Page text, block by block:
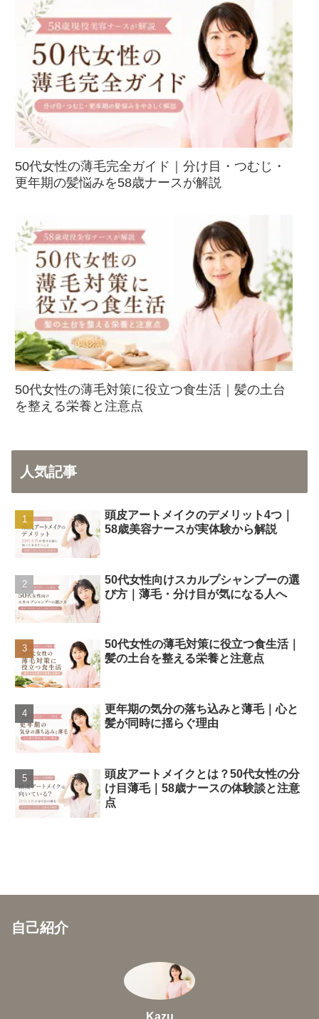
50代女性の薄毛完全ガイド｜分け目・つむじ・
更年期の髪悩みを58歳ナースが解説
50代女性の薄毛対策に役立つ食生活｜髪の土台
を整える栄養と注意点
人気記事
頭皮アートメイクのデメリット4つ｜
58歳美容ナースが実体験から解説
50代女性向けスカルプシャンプーの選
び方｜薄毛・分け目が気になる人へ
50代女性の薄毛対策に役立つ食生活｜
髪の土台を整える栄養と注意点
更年期の気分の落ち込みと薄毛｜心と
髪が同時に揺らぐ理由
頭皮アートメイクとは？50代女性の分
け目薄毛｜58歳ナースの体験談と注意
点
自己紹介